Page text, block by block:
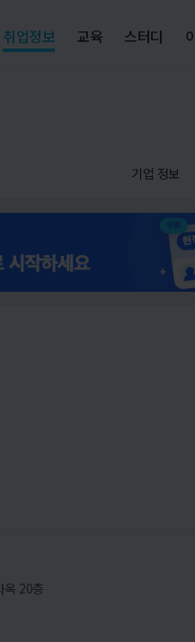
취업정보 교육 스터디
기업 정보
옥 20층